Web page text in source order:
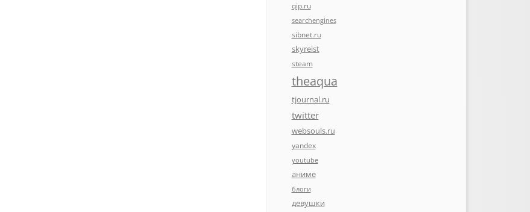
qip.ru
searchengines
sibnet.ru
skyreist
steam
theaqua
tjournal.ru
twitter
websouls.ru
yandex
youtube
аниме
блоги
девушки